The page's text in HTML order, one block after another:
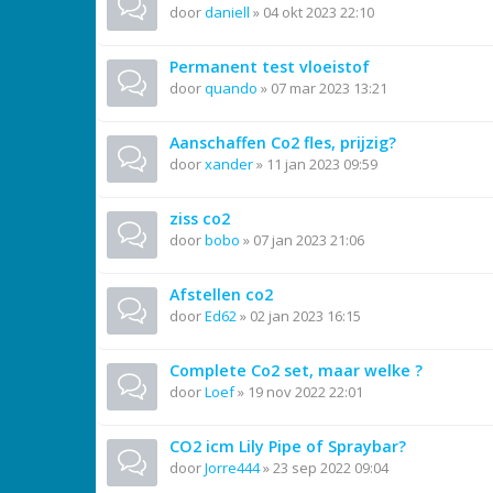
doordaniell » 04 okt 2023 22:10
Permanent test vloeistof
doorquando » 07 mar 2023 13:21
Aanschaffen Co2 fles, prijzig?
doorxander» 11 jan 2023 09:59
ziss co2
doorbobo » 07 jan 2023 21:06
Afstellen co2
doorEd62» 02 jan 2023 16:15
Complete Co2 set, maar welke ?
doorLoef» 19 nov 2022 22:01
CO2 icm Lily Pipe of Spraybar?
doorJorre444»23 sep 2022 09:04